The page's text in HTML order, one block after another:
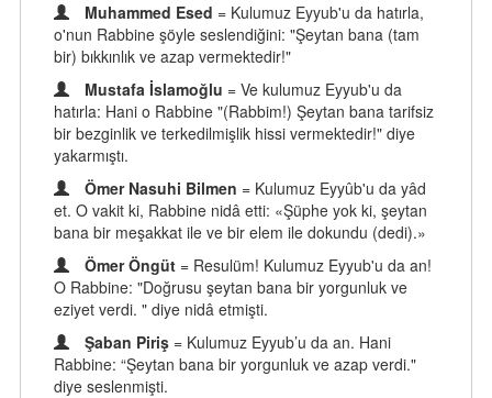
Muhammed Esed = Kulumuz Eyyub'u da hatırla,
o'nun Rabbine şöyle seslendiğini: "Şeytan bana (tam
bir) bıkkınlık ve azap vermektedir!"
Mustafa İslamoğlu = Ve kulumuz Eyyub'u da
hatırla: Hani o Rabbine "(Rabbim!) Şeytan bana tarifsiz
bir bezginlik ve terkedilmişlik hissi vermektedir!" diye
yakarmıştı.
Ömer Nasuhi Bilmen = Kulumuz Eyyûb'u da yâd
et. O vakit ki, Rabbine nidâ etti: «Şüphe yok ki, şeytan
bana bir meşakkat ile ve bir elem ile dokundu (dedi).»
Ömer Öngüt = Resulüm! Kulumuz Eyyub'u da an!
O Rabbine: "Doğrusu şeytan bana bir yorgunluk ve
eziyet verdi. " diye nidâ etmişti.
Şaban Piriş = Kulumuz Eyyub’u da an. Hani
Rabbine: “Şeytan bana bir yorgunluk ve azap verdi."
diye seslenmişti.